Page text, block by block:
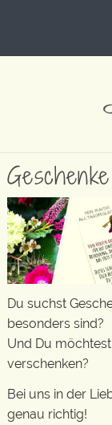
Du suchst
besonders sind?
Und Du
verschenken?
Bei uns in der
genau richtig!